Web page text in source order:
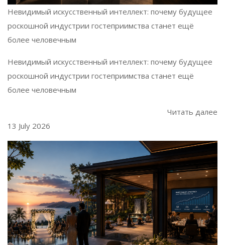
Невидимый искусственный интеллект: почему будущее
роскошной индустрии гостеприимства станет ещё
более человечным
Невидимый искусственный интеллект: почему будущее
роскошной индустрии гостеприимства станет ещё
более человечным
Читать далее
13 July 2026